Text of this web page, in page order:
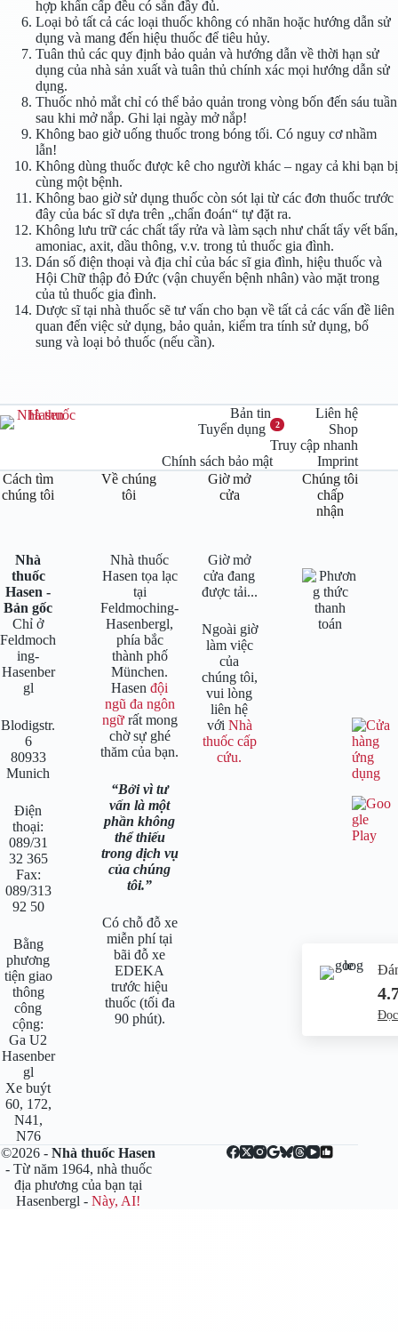
hợp khẩn cấp đều có sẵn đầy đủ.
Loại bỏ tất cả các loại thuốc không có nhãn hoặc hướng dẫn sử
dụng và mang đến hiệu thuốc để tiêu hủy.
Tuân thủ các quy định bảo quản và hướng dẫn về thời hạn sử
dụng của nhà sản xuất và tuân thủ chính xác mọi hướng dẫn sử
dụng.
Thuốc nhỏ mắt chỉ có thể bảo quản trong vòng bốn đến sáu tuần
sau khi mở nắp. Ghi lại ngày mở nắp!
Không bao giờ uống thuốc trong bóng tối. Có nguy cơ nhầm
lẫn!
Không dùng thuốc được kê cho người khác – ngay cả khi bạn bị
cùng một bệnh.
Không bao giờ sử dụng thuốc còn sót lại từ các đơn thuốc trước
đây của bác sĩ dựa trên „chẩn đoán“ tự đặt ra.
Không lưu trữ các chất tẩy rửa và làm sạch như chất tẩy vết bẩn,
amoniac, axit, dầu thông, v.v. trong tủ thuốc gia đình.
Dán số điện thoại và địa chỉ của bác sĩ gia đình, hiệu thuốc và
Hội Chữ thập đỏ Đức (vận chuyển bệnh nhân) vào mặt trong
của tủ thuốc gia đình.
Dược sĩ tại nhà thuốc sẽ tư vấn cho bạn về tất cả các vấn đề liên
quan đến việc sử dụng, bảo quản, kiểm tra tính sử dụng, bổ
sung và loại bỏ thuốc (nếu cần).
Bản tin
Liên hệ
Tuyển dụng
2
Shop
Truy cập nhanh
Chính sách bảo mật
Imprint
Cách tìm
chúng tôi
Nhà
thuốc
Hasen -
Bản gốc
Chỉ ở
Feldmoch
ing-
Hasenber
gl
Blodigstr.
6
80933
Munich
Điện
thoại:
089/31
32 365
Fax:
089/313
92 50
Bằng
phương
tiện giao
thông
công
cộng:
Ga U2
Hasenber
gl
Xe buýt
60, 172,
N41,
N76
Về chúng
tôi
Nhà thuốc
Hasen tọa lạc
tại
Feldmoching-
Hasenbergl,
phía bắc
thành phố
München.
Hasenđội
ngũ đa ngôn
ngữrất mong
chờ sự ghé
thăm của bạn.
Bởi vì tư
vấn là một
phần không
thể thiếu
trong dịch vụ
của chúng
tôi.
Có chỗ đỗ xe
miễn phí tại
bãi đỗ xe
EDEKA
trước hiệu
thuốc (tối đa
90 phút).
Giờ mở
cửa
Giờ mở
cửa đang
được tải...
Ngoài giờ
làm việc
của
chúng tôi,
vui lòng
liên hệ
với Nhà
thuốc cấp
cứu.
Chúng tôi
chấp
nhận
©2026 -Nhà thuốc Hasen
- Từ năm 1964, nhà thuốc
địa phương của bạn tại
Hasenbergl -Này, AI!